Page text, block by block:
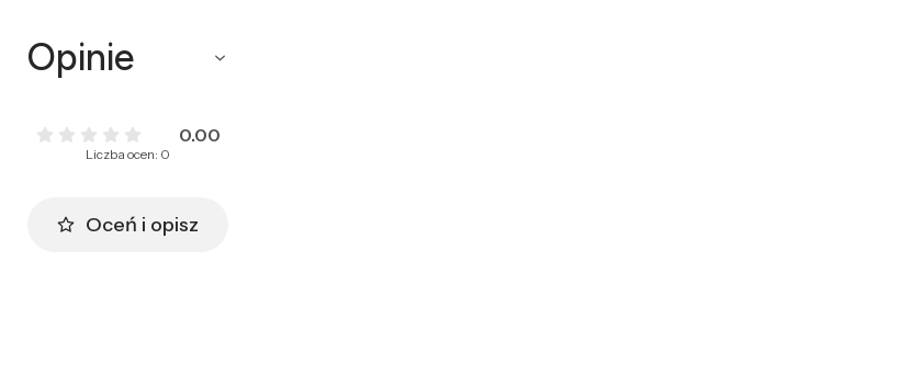
Opinie
0.00
Liczba ocen: 0
Oceń i opisz